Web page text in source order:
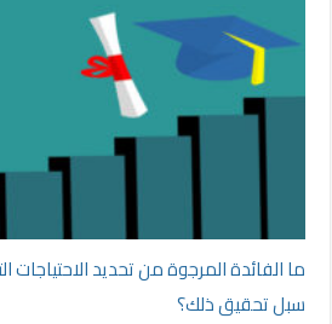
ما الفائدة المرجوة من تحديد الاحتياجات
سبل تحقيق ذلك؟